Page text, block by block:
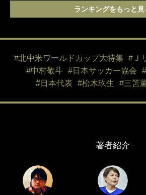
ランキングをもっと見
#北中米ワールドカップ大特集 #Ｊ
#中村敬斗
#日本サッカー協会
#日本代表
#松木玖生 #三笘
著者紹介